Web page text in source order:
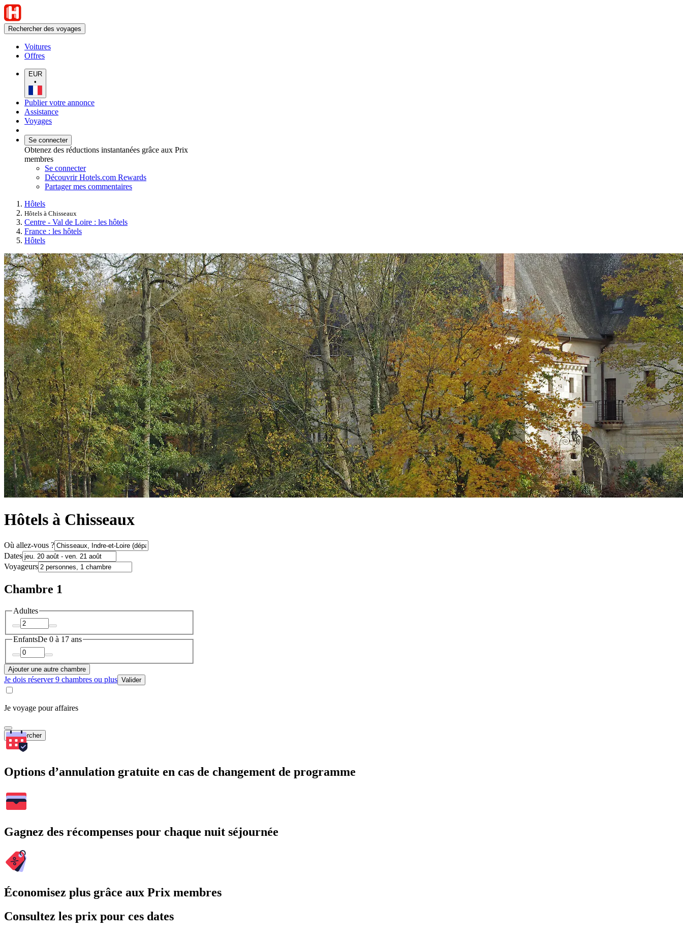
Rechercher des voyages
Voitures
Offres
EUR
•
Publier votre annonce
Assistance
Voyages
Se connecter
Obtenez des réductions instantanées grâce aux Prix
membres
Se connecter
Découvrir Hotels.com Rewards
Partager mes commentaires
Hôtels
Hôtels à Chisseaux
Centre - Val de Loire : les hôtels
France : les hôtels
Hôtels
Hôtels à Chisseaux
Où allez-vous ?
Dates
Voyageurs
Chambre 1
Adultes
EnfantsDe 0 à 17 ans
Ajouter une autre chambre
Je dois réserver 9 chambres ou plus Valider
Je voyage pour affaires
Rechercher
Options d’annulation gratuite en cas de changement de programme
Gagnez des récompenses pour chaque nuit séjournée
Économisez plus grâce aux Prix membres
Consultez les prix pour ces dates